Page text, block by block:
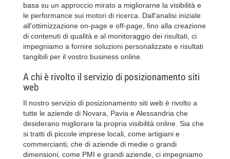
basa su un approccio mirato a migliorarne la visibilità e
le performance sui motori di ricerca. Dall'analisi iniziale
all'ottimizzazione on-page e off-page, fino alla creazione
di contenuti di qualità e al monitoraggio dei risultati, ci
impegniamo a fornire soluzioni personalizzate e risultati
tangibili per il vostro business online.
A chi è rivolto il servizio di posizionamento siti
web
Il nostro servizio di posizionamento siti web è rivolto a
tutte le aziende di Novara, Pavia e Alessandria che
desiderano migliorare la propria visibilità online. Sia che
si tratti di piccole imprese locali, come artigiani e
commercianti, che di aziende di medie o grandi
dimensioni, come PMI e grandi aziende, ci impegniamo